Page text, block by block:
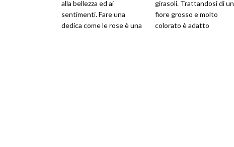
alla bellezza ed ai
sentimenti. Fare una
dedica come le rose è una
girasoli. Trattandosi di un
fiore grosso e molto
colorato è adatto